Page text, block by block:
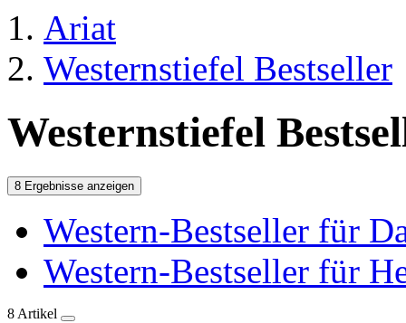
Ariat
Westernstiefel Bestseller
Westernstiefel
8 Ergebnisse anzeigen
Western-Bestseller für
Western-Bestseller für
8 Artikel